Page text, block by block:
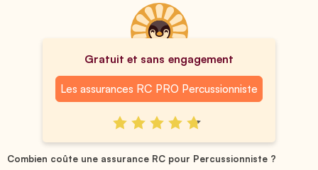
Gratuit et sans engagement
Les assurances RC PRO Percussionniste
Combien coûte une assurance RC pour Percussionniste ?